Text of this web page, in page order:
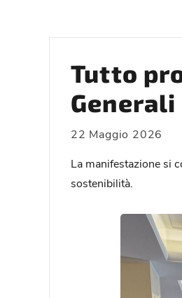
Tutto
Generali
22 Maggio 2026
La manifestazione si
sostenibilità.